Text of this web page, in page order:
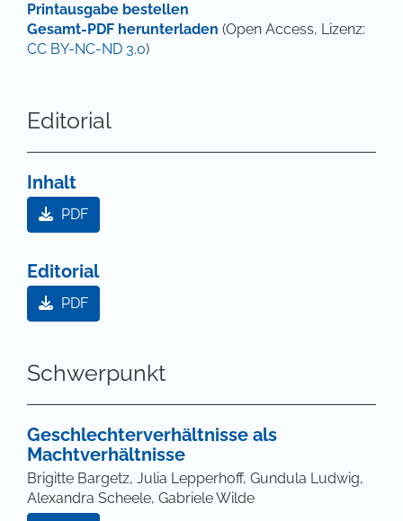
Printausgabe bestellen
Gesamt-PDF herunterladen (Open Access, Lizenz:
CC BY-NC-ND 3.0)
Editorial
Inhalt
PDF
Editorial
PDF
Schwerpunkt
Geschlechterverhältnisse als
Machtverhältnisse
Brigitte Bargetz, Julia Lepperhoff, Gundula Ludwig,
Alexandra Scheele, Gabriele Wilde